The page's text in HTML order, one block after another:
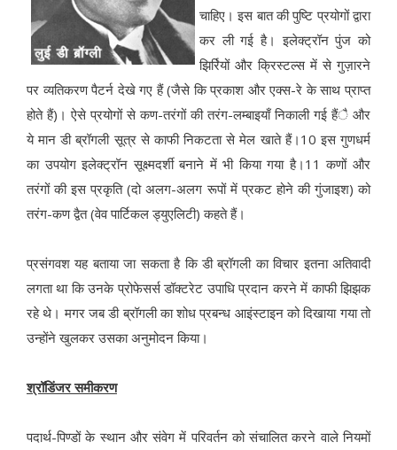
चाहिए। इस बात की पुष्टि प्रयोगों द्वारा
कर ली गई है। इलेक्ट्रॉन पुंज को
झिर्रियों और क्रिस्टल्स में से गुज़ारने
पर व्यतिकरण पैटर्न देखे गए हैं (जैसे कि प्रकाश और एक्स-रे के साथ प्राप्त
होते हैं)। ऐसे प्रयोगों से कण-तरंगों की तरंग-लम्बाइयाँ निकाली गई हैंै और
ये मान डी ब्रॉगली सूत्र से काफी निकटता से मेल खाते हैं।10 इस गुणधर्म
का उपयोग इलेक्ट्रॉन सूक्ष्मदर्शी बनाने में भी किया गया है।11 कणों और
तरंगों की इस प्रकृति (दो अलग-अलग रूपों में प्रकट होने की गुंजाइश) को
तरंग-कण द्वैत (वेव पार्टिकल ड्युएलिटी) कहते हैं।
प्रसंगवश यह बताया जा सकता है कि डी ब्रॉगली का विचार इतना अतिवादी
लगता था कि उनके प्रोफेसर्स डॉक्टरेट उपाधि प्रदान करने में काफी झिझक
रहे थे। मगर जब डी ब्रॉगली का शोध प्रबन्ध आइंस्टाइन को दिखाया गया तो
उन्होंने खुलकर उसका अनुमोदन किया।
श्रॉडिंजर समीकरण
पदार्थ-पिण्डों के स्थान और संवेग में परिवर्तन को संचालित करने वाले नियमों